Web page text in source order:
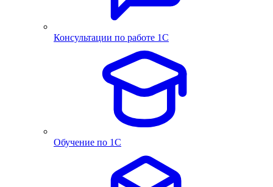
Консультации по работе 1С
Обучение по 1С